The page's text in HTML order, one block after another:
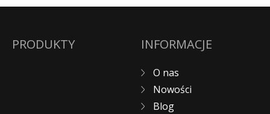
PRODUKTY INFORMACJE
O nas
Nowości
Blog